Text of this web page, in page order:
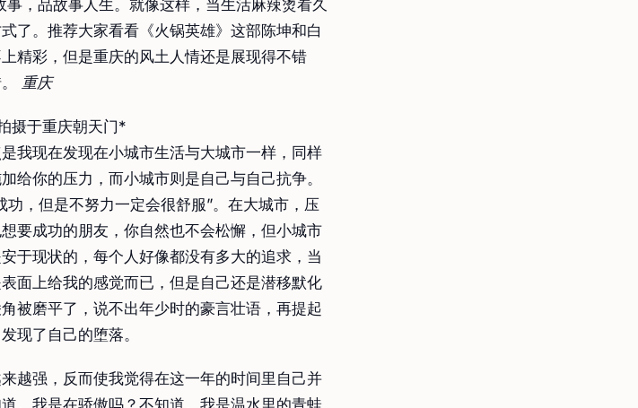
，品故事人生。就像这样，当生活麻辣烫看久
了。推荐大家看看《火锅英雄》这部陈坤和白
精彩，但是重庆的风土人情还是展现得不错
重庆
摄于重庆朝天门*
我现在发现在小城市生活与大城市一样，同样
给你的压力，而小城市则是自己与自己抗争。
，但是不努力一定会很舒服”。在大城市，压
要成功的朋友，你自然也不会松懈，但小城市
于现状的，每个人好像都没有多大的追求，当
面上给我的感觉而已，但是自己还是潜移默化
被磨平了，说不出年少时的豪言壮语，再提起
现了自己的堕落。
越强，反而使我觉得在这一年的时间里自己并
。我是在骄傲吗？不知道。我是温水里的青蛙